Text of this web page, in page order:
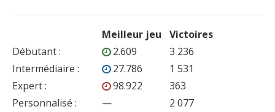
Meilleur jeu
Victoires
Débutant: 2.609
3 236
Intermédiaire : 27.786
1 531
Expert: 98.922
363
Personnalisé : —
2 077